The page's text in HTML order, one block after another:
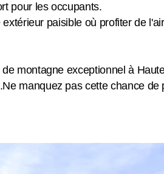
pour les occupants.
paisible où profiter de
montagne exceptionnel à
manquez pas cette chance